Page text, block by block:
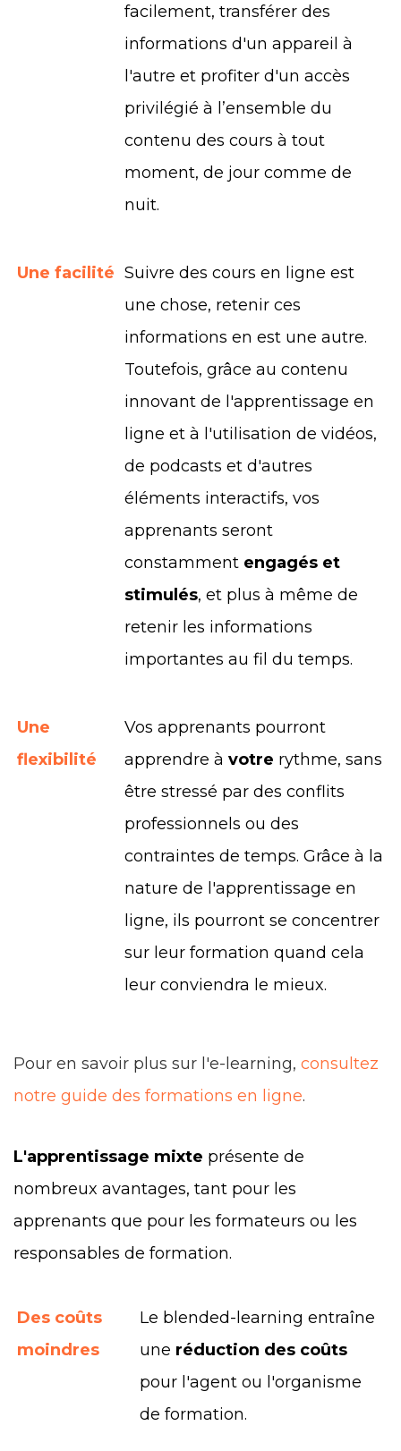
facilement, transférer des
informations d'un appareil à
l'autre et profiter d'un accès
privilégié à l’ensemble du
contenu des cours à tout
moment, de jour comme de
nuit.
Une facilité Suivre des cours en ligne est
une chose, retenir ces
informations en est une autre.
Toutefois, grâce au contenu
innovant de l'apprentissage en
ligne et à l'utilisation de vidéos,
de podcasts et d'autres
éléments interactifs, vos
apprenants seront
constamment engagés et
stimulés, et plus à même de
retenir les informations
importantes au fil du temps.
Une
flexibilité
Vos apprenants pourront
apprendre à votre rythme, sans
être stressé par des conflits
professionnels ou des
contraintes de temps. Grâce à la
nature de l'apprentissage en
ligne, ils pourront se concentrer
sur leur formation quand cela
leur conviendra le mieux.
Pour en savoir plus sur l'e-learning, consultez
notre guide des formations en ligne.
L'apprentissage mixte présente de
nombreux avantages, tant pour les
apprenants que pour les formateurs ou les
responsables de formation.
Des coûts
moindres
Le blended-learning entraîne
une réduction des coûts
pour l'agent ou l'organisme
de formation.